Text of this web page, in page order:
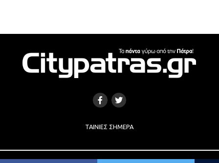
ΤΑΙΝΊΕΣ ΣΉΜΕΡΑ